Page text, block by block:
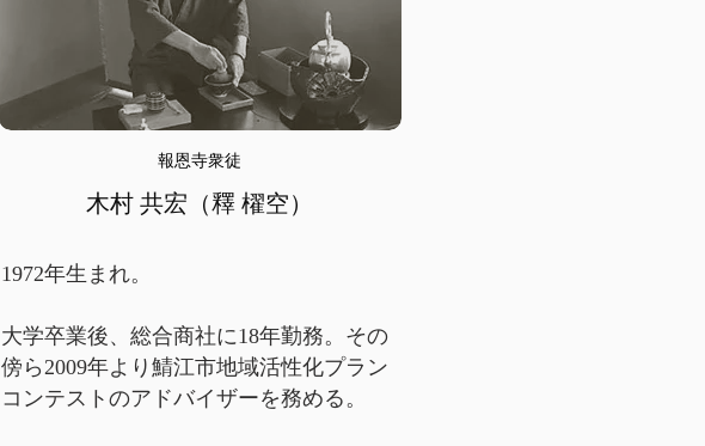
報恩寺衆徒
​木村 共宏（釋 櫂空）
1972年生まれ。
大学卒業後、総合商社に18年勤務。その
傍ら2009年より鯖江市地域活性化プラン
コンテストのアドバイザーを務める。